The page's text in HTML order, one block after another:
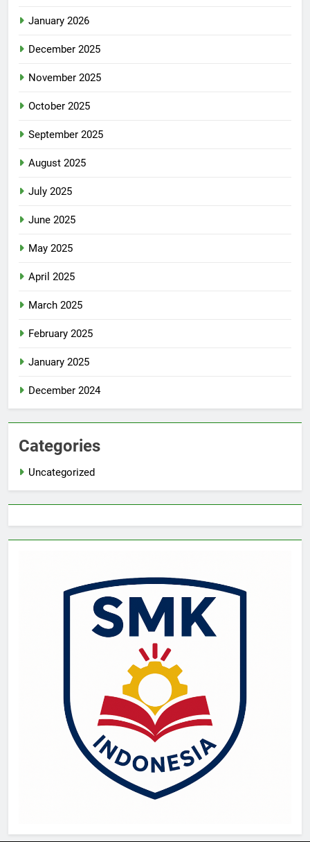
January 2026
December 2025
November 2025
October 2025
September 2025
August 2025
July 2025
June 2025
May 2025
April 2025
March 2025
February 2025
January 2025
December 2024
Categories
Uncategorized